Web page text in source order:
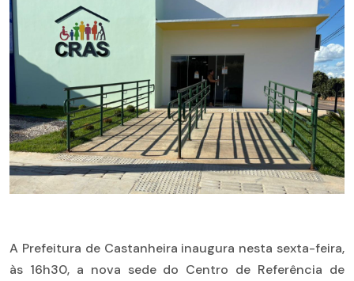
A Prefeitura de Castanheira inaugura nesta sexta-feira,
às 16h30, a nova sede do Centro de Referência de